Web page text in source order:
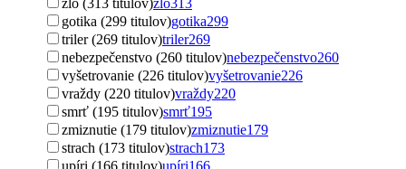
gotika (299 titulov)gotika299
triler (269 titulov)triler269
nebezpečenstvo (260 titulov)nebezpečenstvo260
vyšetrovanie (226 titulov)vyšetrovanie226
vraždy (220 titulov)vraždy220
smrť (195 titulov)smrť195
zmiznutie (179 titulov)zmiznutie179
strach (173 titulov)strach173
upíri (166 titulov)upíri166